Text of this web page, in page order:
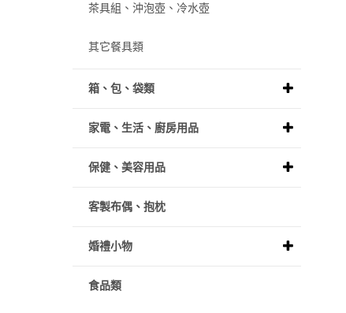
茶具組、沖泡壺、冷水壺
其它餐具類
箱、包、袋類
家電、生活、廚房用品
保健、美容用品
客製布偶、抱枕
婚禮小物
食品類